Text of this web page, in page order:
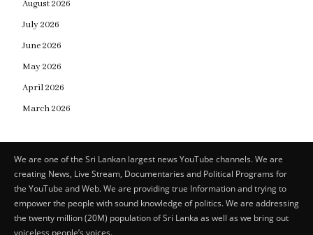
August 2026
July 2026
June 2026
May 2026
April 2026
March 2026
We are one of the Sri Lankan largest news YouTube channels. We are
creating News, Live Stream, Documentaries and Political Programs for
the YouTube and Web. We are providing true Information and trying to
empower the people with sound knowledge of politics. We are addressing
the twenty million (20M) population of Sri Lanka as well as we bring out